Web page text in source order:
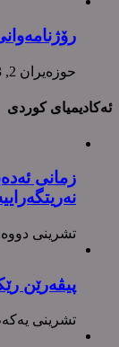
حوزه‌یران 2, 2023
ئەکادیمیای کوردی
زمانی
تشرینی دووه‌م 18,
پیڤەرێن
تشرینی یه‌كه‌م 2,